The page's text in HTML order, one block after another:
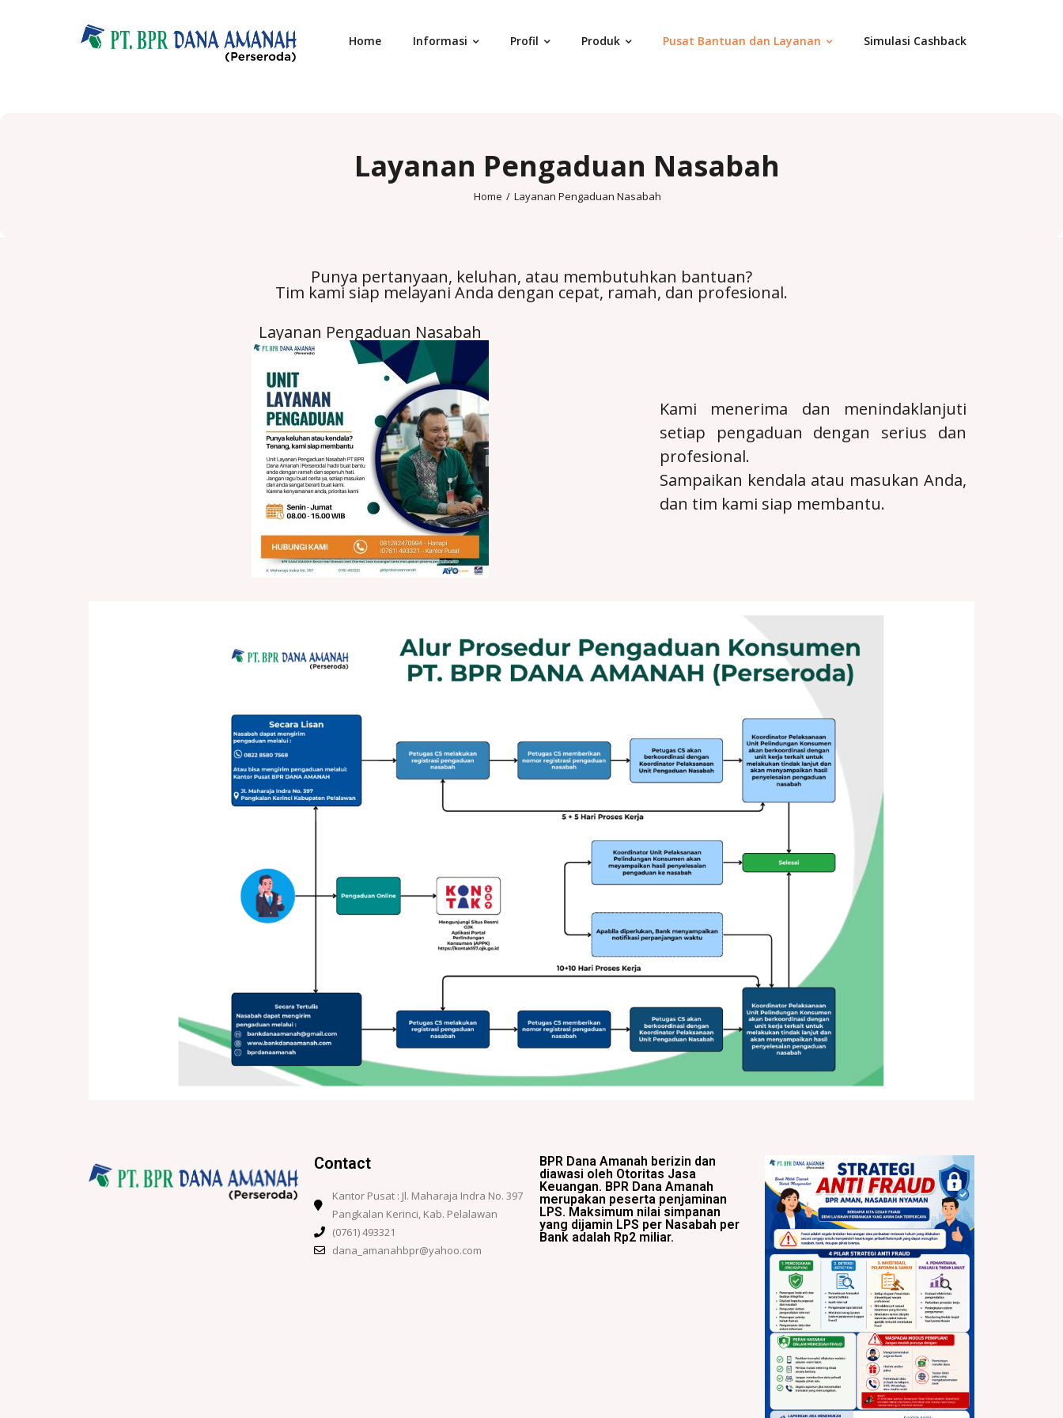
Home Informasi Profil Produk Pusat Bantuan dan Layanan Simulasi Cashback
Layanan Pengaduan Nasabah
Home / Layanan Pengaduan Nasabah
Punya pertanyaan, keluhan, atau membutuhkan bantuan?
Tim kami siap melayani Anda dengan cepat, ramah, dan profesional.
Layanan Pengaduan Nasabah
Kami menerima dan menindaklanjuti
setiap pengaduan dengan serius dan
profesional.
Sampaikan kendala atau masukan Anda,
dan tim kami siap membantu.
Contact
Kantor Pusat : Jl. Maharaja Indra No. 397
Pangkalan Kerinci, Kab. Pelalawan
(0761) 493321
dana_amanahbpr@yahoo.com
BPR Dana Amanah berizin dan
diawasi oleh Otoritas Jasa
Keuangan. BPR Dana Amanah
merupakan peserta penjaminan
LPS. Maksimum nilai simpanan
yang dijamin LPS per Nasabah per
Bank adalah Rp2 miliar.